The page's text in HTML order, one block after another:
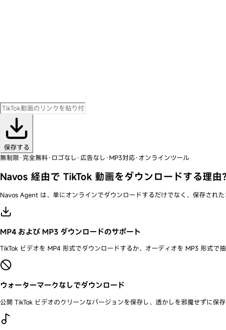
保存する
無制限· 完全無料· ロゴなし · 広告なし · MP3対応· オンラインツール
Navos 経由で TikTok 動画をダウンロードする理由
Navos Agent は、単にオンラインでダウンロードするだけでなく、保存され
MP4 および MP3 ダウンロードのサポート
TikTok ビデオを MP4 形式でダウンロードするか、オーディオを MP3 形式で
ウォーターマークなしでダウンロード
公開 TikTok ビデオのクリーンなバージョンを保存し、透かしを邪魔せずに保